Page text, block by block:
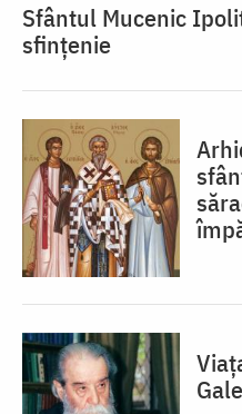
Sfântul Mucenic
sfințenie